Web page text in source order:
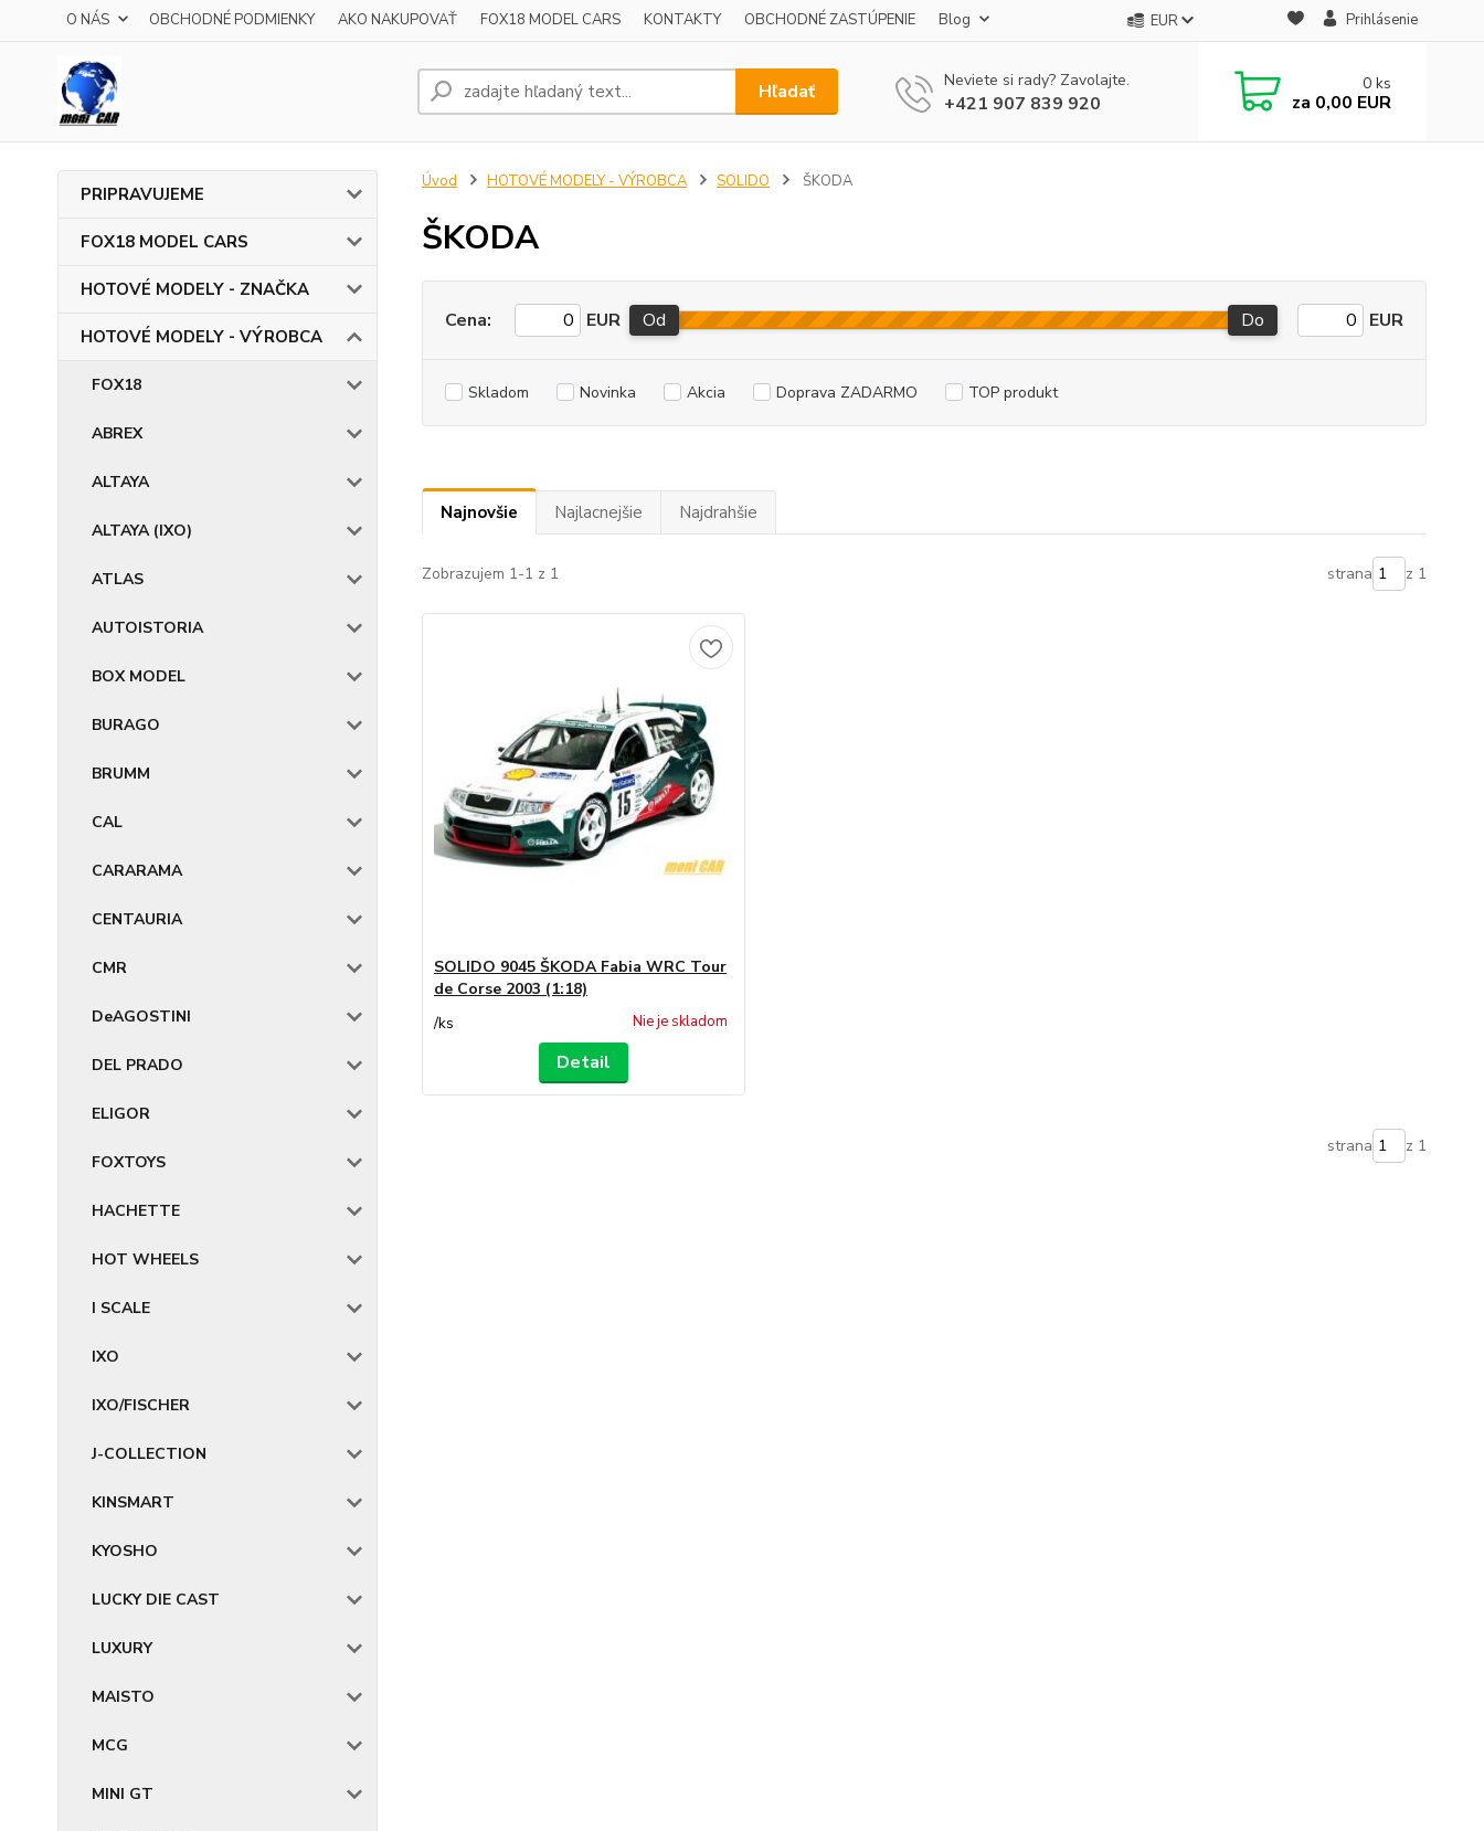
O NÁS OBCHODNÉ PODMIENKY AKO NAKUPOVAŤ FOX18 MODEL CARS KONTAKTY OBCHODNÉ ZASTÚPENIE Blog EUR Prihlásenie
Hľadať Neviete si rady? Zavolajte.
+421 907 839 920
0 ks
za 0,00 EUR
PRIPRAVUJEME
FOX18 MODEL CARS
HOTOVÉ MODELY - ZNAČKA
HOTOVÉ MODELY - VÝROBCA
FOX18
ABREX
ALTAYA
ALTAYA (IXO)
ATLAS
AUTOISTORIA
BOX MODEL
BURAGO
BRUMM
CAL
CARARAMA
CENTAURIA
CMR
DeAGOSTINI
DEL PRADO
ELIGOR
FOXTOYS
HACHETTE
HOT WHEELS
I SCALE
IXO
IXO/FISCHER
J-COLLECTION
KINSMART
KYOSHO
LUCKY DIE CAST
LUXURY
MAISTO
MCG
MINI GT
Úvod HOTOVÉ MODELY - VÝROBCA SOLIDO ŠKODA
ŠKODA
Cena: EUR Od Do EUR
Skladom Novinka Akcia Doprava ZADARMO TOP produkt
Najnovšie Najlacnejšie Najdrahšie
Zobrazujem 1-1 z 1 strana z 1
SOLIDO 9045 ŠKODA Fabia WRC Tour
de Corse 2003 (1:18)
/ks Nie je skladom
Detail
strana z 1